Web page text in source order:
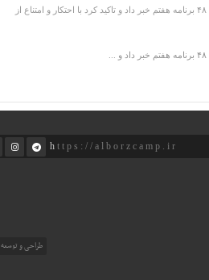
معاون وزیر دادگستری و رئیس سازمان تعزیرات حکومتی با تشریح ابعاد اصلاحات اقتصادی و سازوکار کالابرگ، از قیمت‌گذاری دولتی در کالاهای اساسی طبق ماده ۴۸ برنامه هفتم خبر داد و تاکید کرد با احتکار و امتناع از
https://alborzcamp.ir
طراحی و توسعه